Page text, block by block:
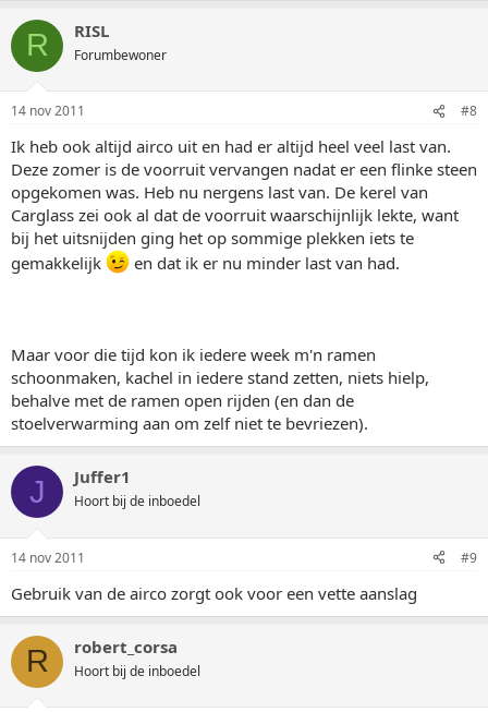
R RISL
Forumbewoner
14 nov 2011 #8
Ik heb ook altijd airco uit en had er altijd heel veel last van.
Deze zomer is de voorruit vervangen nadat er een flinke steen
opgekomen was. Heb nu nergens last van. De kerel van
Carglass zei ook al dat de voorruit waarschijnlijk lekte, want
bij het uitsnijden ging het op sommige plekken iets te
gemakkelijk
en dat ik er nu minder last van had.
Maar voor die tijd kon ik iedere week m'n ramen
schoonmaken, kachel in iedere stand zetten, niets hielp,
behalve met de ramen open rijden (en dan de
stoelverwarming aan om zelf niet te bevriezen).
J Juffer1
Hoort bij de inboedel
14 nov 2011 #9
Gebruik van de airco zorgt ook voor een vette aanslag
R robert_corsa
Hoort bij de inboedel